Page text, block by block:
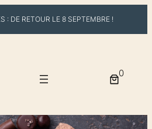
: DE RETOUR LE 8 SEPTEMBRE !
0